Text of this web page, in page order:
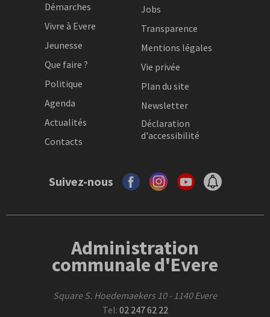
Démarches
Vivre à Evere
Jeunesse
Que faire ?
Politique
Agenda
Actualités
Contacts
Jobs
Transparence
Mentions légales
Vie privée
Plan du site
Newsletter
Déclaration
d'accessibilité
Suivez-nous
Administration
communale d'Evere
Square S. Hoedemaekers 10 - 1140 Evere
Tel: 02 247 62 22